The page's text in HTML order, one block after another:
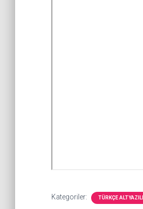
Kategoriler: TÜRKÇE ALTYAZILI